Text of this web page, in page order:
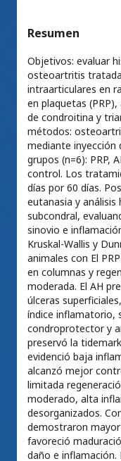
Resumen
Objetivos: evaluar
osteoartritis
intraarticulares en
en plaquetas
de condroitina y
métodos:
mediante inyección
grupos (n=6): PRP,
control. Los
días por 60 días.
eutanasia y
subcondral,
sinovio e
Kruskal-Wallis y
animales con El
en columnas y
moderada. El AH
úlceras
índice inflamatorio,
condroprotector y
preservó la
evidenció baja
alcanzó mejor
limitada
moderado, alta
desorganizados.
demostraron mayor
favoreció
daño e